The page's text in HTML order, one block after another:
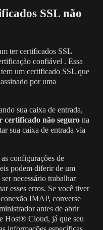
SSL não
ter certificados SSL
confiável . Essa
um certificado SSL que
por uma
sua caixa de entrada,
certificado não seguro na
sua caixa de entrada via
configurações de
podem diferir de um
necessário trabalhar
esses erros. Se você tiver
IMAP, converse
antes de abrir
Host® Cloud, já que seu